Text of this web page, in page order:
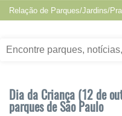
Dia da Criança (12 de
parques de São Paulo